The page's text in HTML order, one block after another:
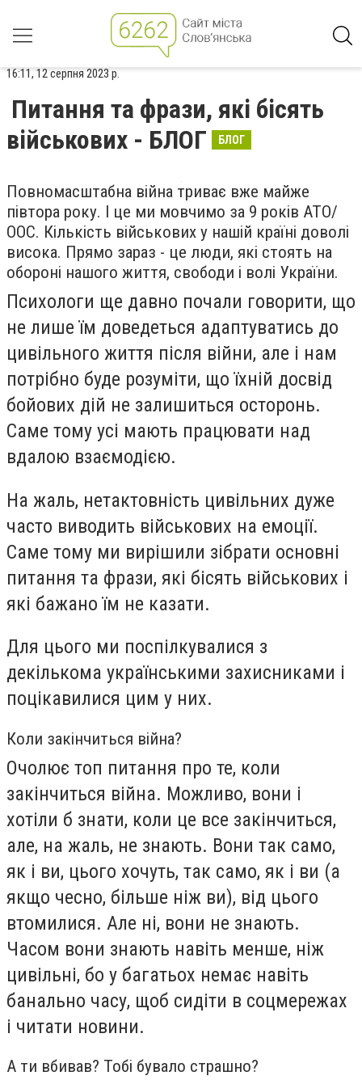
16:11, 12 серпня 2023 р.
Питання та фрази, які бісять
військових - БЛОГ
БЛОГ
Повномасштабна війна триває вже майже
півтора року. І це ми мовчимо за 9 років АТО/
ООС. Кількість військових у нашій країні доволі
висока. Прямо зараз - це люди, які стоять на
обороні нашого життя, свободи і волі України.
Психологи ще давно почали говорити, що
не лише їм доведеться адаптуватись до
цивільного життя після війни, але і нам
потрібно буде розуміти, що їхній досвід
бойових дій не залишиться осторонь.
Саме тому усі мають працювати над
вдалою взаємодією.
На жаль, нетактовність цивільних дуже
часто виводить військових на емоції.
Саме тому ми вирішили зібрати основні
питання та фрази, які бісять військових і
які бажано їм не казати.
Для цього ми поспілкувалися з
декількома українськими захисниками і
поцікавилися цим у них.
Коли закінчиться війна?
Очолює топ питання про те, коли
закінчиться війна. Можливо, вони і
хотіли б знати, коли це все закінчиться,
але, на жаль, не знають. Вони так само,
як і ви, цього хочуть, так само, як і ви (а
якщо чесно, більше ніж ви), від цього
втомилися. Але ні, вони не знають.
Часом вони знають навіть менше, ніж
цивільні, бо у багатьох немає навіть
банально часу, щоб сидіти в соцмережах
і читати новини.
А ти вбивав? Тобі бувало страшно?